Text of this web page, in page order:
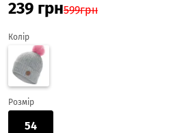
239 грн599грн
Колір
Розмір
54